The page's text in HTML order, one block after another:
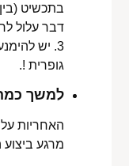
בתכשיט
דבר עלול
3. יש
גופרית !.
למשך
האחריות
מרגע